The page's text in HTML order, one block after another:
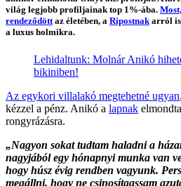
világ legjobb profiljainak top 1%-ába.
rendeződött az életében, a Ripostnak arról is
a luxus holmikra.
Lehidaltunk: Molnár Anikó
bikiniben!
Az egykori villalakó megtehetné ugyan
kézzel a pénz. Anikó a lapnak
rongyrázásra.
„Nagyon sokat tudtam haladni a
nagyjából egy hónapnyi munka van
hogy húsz évig rendben vagyunk.
megállni, hogy ne csinosítgassam